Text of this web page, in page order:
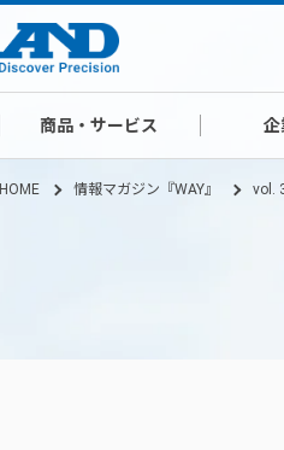
商品・サービス 企
HOME 情報マガジン『WAY』 vol.